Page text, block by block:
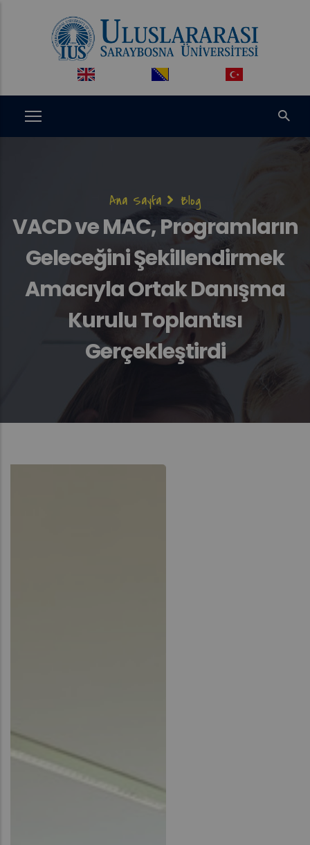
Sayfa
yolu
Ana Sayfa Blog
VACD ve MAC, Programların
Geleceğini Şekillendirmek
Amacıyla Ortak Danışma
Kurulu Toplantısı
Gerçekleştirdi